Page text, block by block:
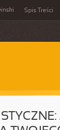
Spis Treści